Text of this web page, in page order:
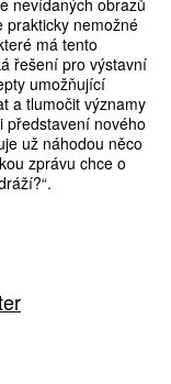
nevídaných obrazů
prakticky nemožné
má tento
řešení pro výstavní
umožňující
a tlumočit významy
představení nového
už náhodou něco
zprávu chce o